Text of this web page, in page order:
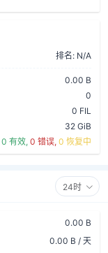
排名: N/A
0.00 B
0
0 FIL
32 GiB
0 有效, 0 错误, 0 恢复中
24时
0.00 B
0.00 B / 天